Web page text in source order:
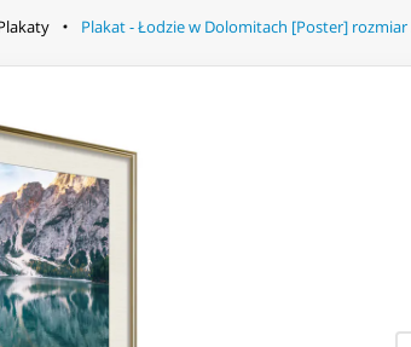
Plakat - Łodzie w Dolomitach [Poster]